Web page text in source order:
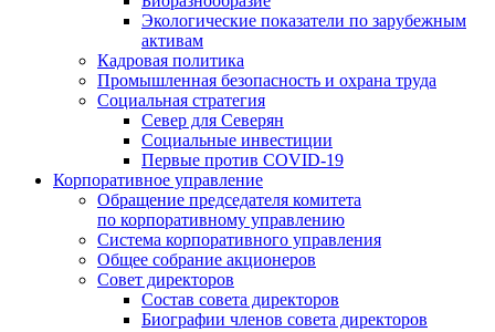
Экологические показатели по зарубежным
активам
Кадровая политика
Промышленная безопасность и охрана труда
Социальная стратегия
Север для Северян
Социальные инвестиции
Первые против COVID‑19
Корпоративное управление
Обращение председателя комитета
по корпоративному управлению
Система корпоративного управления
Общее собрание акционеров
Совет директоров
Состав совета директоров
Биографии членов совета директоров